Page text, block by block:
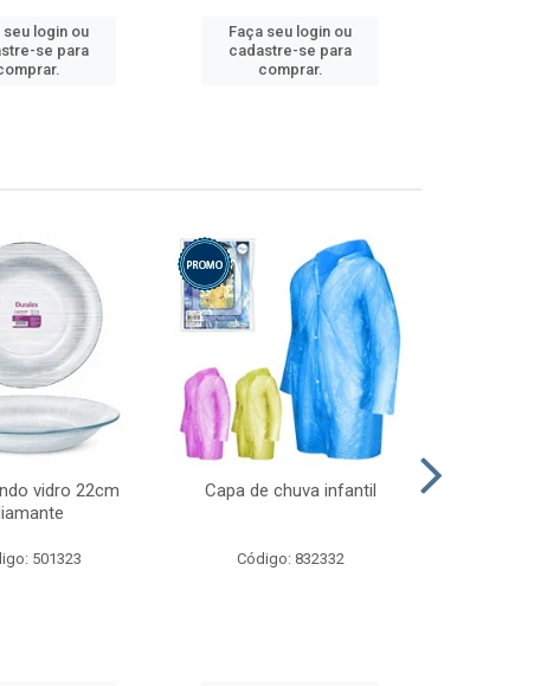
seu login ou
se para
Faça seu login ou
cadastre-se para
comprar.
vidro 22cm
501323
Capa de chuva infantil
Código: 832332